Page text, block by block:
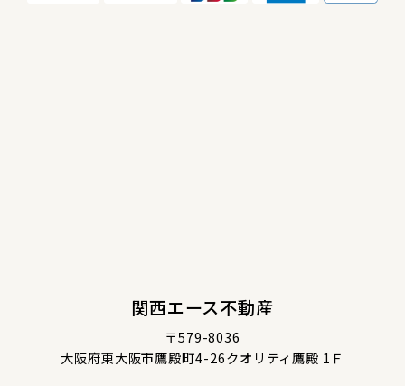
関西エース不動産
〒579-8036
大阪府東大阪市鷹殿町4-26クオリティ鷹殿 1Ｆ